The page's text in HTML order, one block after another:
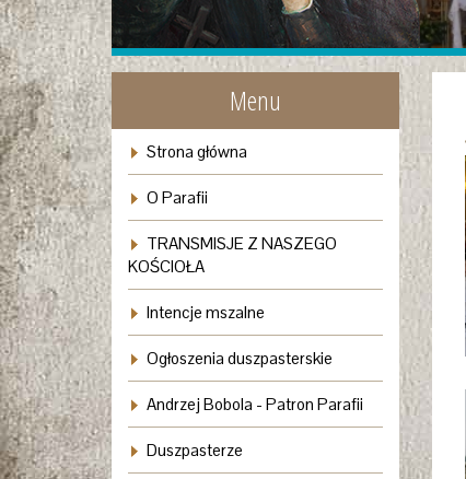
Menu
Strona główna
O Parafii
TRANSMISJE Z NASZEGO
KOŚCIOŁA
Intencje mszalne
Ogłoszenia duszpasterskie
Andrzej Bobola - Patron Parafii
Duszpasterze